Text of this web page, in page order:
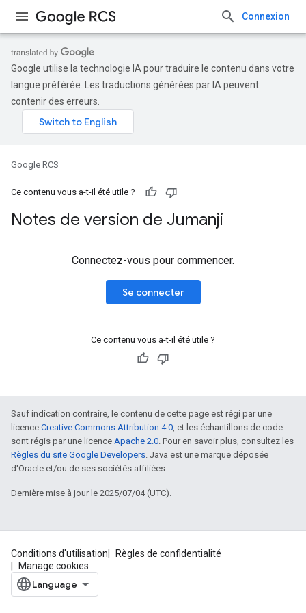
Connexion
Google utilise la technologie IA pour traduire le contenu dans votre
langue préférée. Les traductions générées par IA peuvent
contenir des erreurs.
Google RCS
Ce contenu vous a-t-il été utile ?
Notes de version de Jumanji
Connectez-vous pour commencer.
Se connecter
Ce contenu vous a-t-il été utile ?
Sauf indication contraire, le contenu de cette page est régi par une
licence Creative Commons Attribution 4.0, et les échantillons de code
sont régis par une licence Apache 2.0. Pour en savoir plus, consultez les
Règles du site Google Developers. Java est une marque déposée
d'Oracle et/ou de ses sociétés affiliées.
Dernière mise à jour le 2025/07/04 (UTC).
Conditions d'utilisation
Règles de confidentialité
Manage cookies